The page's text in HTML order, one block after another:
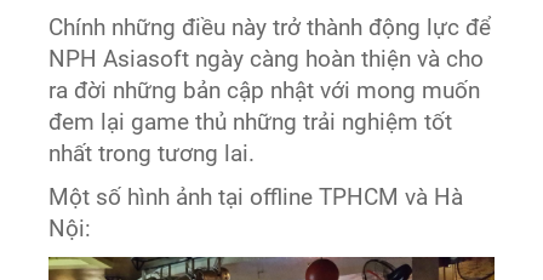
Chính những điều này trở thành động lực để
NPH Asiasoft ngày càng hoàn thiện và cho
ra đời những bản cập nhật với mong muốn
đem lại game thủ những trải nghiệm tốt
nhất trong tương lai.
Một số hình ảnh tại offline TPHCM và Hà
Nội: